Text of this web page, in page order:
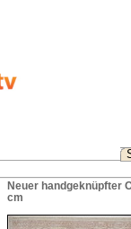
Neuer handgeknüpfter
cm